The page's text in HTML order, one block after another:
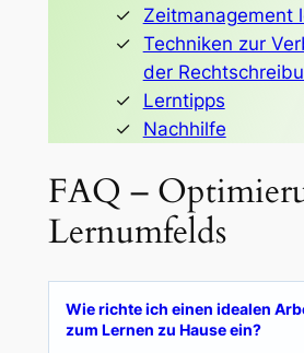
Zeitmanagement
Techniken zur
der
Lerntipps
Nachhilfe
FAQ –
Lernumfelds
Wie richte ich einen idealen
zum Lernen zu Hause ein?